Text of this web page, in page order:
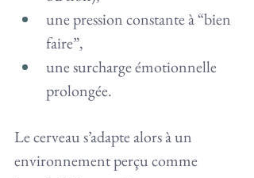
une pression constante à “bien
faire”,
une surcharge émotionnelle
prolongée.
Le cerveau s’adapte alors à un
environnement perçu comme